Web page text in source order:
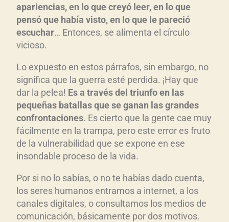
apariencias, en lo que creyó leer, en lo que
pensó que había visto, en lo que le pareció
escuchar… Entonces, se alimenta el círculo
vicioso.
Lo expuesto en estos párrafos, sin embargo, no
significa que la guerra esté perdida. ¡Hay que
dar la pelea! Es a través del triunfo en las
pequeñas batallas que se ganan las grandes
confrontaciones. Es cierto que la gente cae muy
fácilmente en la trampa, pero este error es fruto
de la vulnerabilidad que se expone en ese
insondable proceso de la vida.
Por si no lo sabías, o no te habías dado cuenta,
los seres humanos entramos a internet, a los
canales digitales, o consultamos los medios de
comunicación, básicamente por dos motivos.